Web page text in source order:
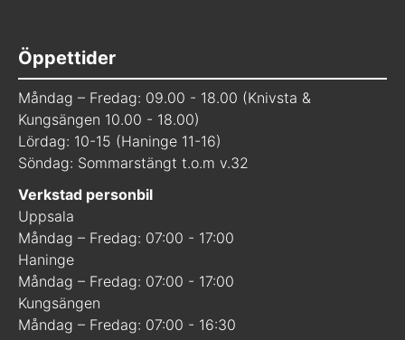
Öppettider
Måndag – Fredag: 09.00 - 18.00 (Knivsta &
Kungsängen 10.00 - 18.00)
Lördag: 10-15 (Haninge 11-16)
Söndag: Sommarstängt t.o.m v.32
Verkstad personbil
Uppsala
Måndag – Fredag: 07:00 - 17:00
Haninge
Måndag – Fredag: 07:00 - 17:00
Kungsängen
Måndag – Fredag: 07:00 - 16:30